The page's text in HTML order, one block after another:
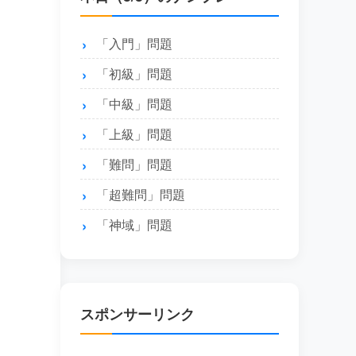
「入門」問題
「初級」問題
「中級」問題
「上級」問題
「難問」問題
「超難問」問題
「神域」問題
スポンサーリンク